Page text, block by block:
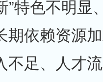
色不明显
期依赖资源
不足、人才